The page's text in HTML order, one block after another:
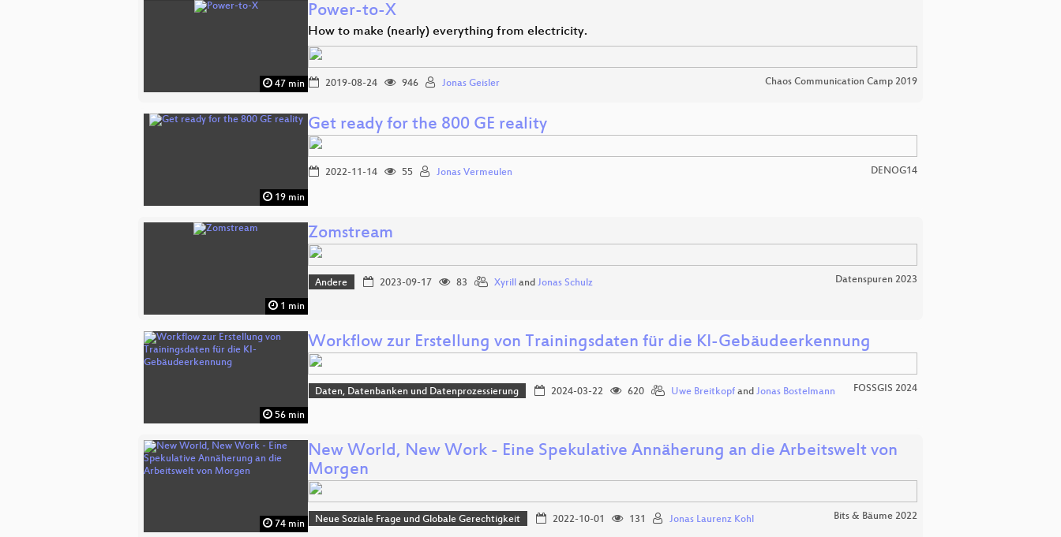
47 min
Power-to-X
How to make (nearly) everything from electricity.
2019-08-24 946 Jonas Geisler Chaos Communication Camp 2019
19 min
Get ready for the 800 GE reality
2022-11-14 55 Jonas Vermeulen DENOG14
1 min
Zomstream
Andere 2023-09-17 83 Xyrill and Jonas Schulz Datenspuren 2023
56 min
Workflow zur Erstellung von Trainingsdaten für die KI-Gebäudeerkennung
Daten, Datenbanken und Datenprozessierung 2024-03-22 620 Uwe Breitkopfand Jonas Bostelmann FOSSGIS 2024
74 min
New World, New Work - Eine Spekulative Annäherung an die Arbeitswelt von
Morgen
Neue Soziale Frage und Globale Gerechtigkeit 2022-10-01 131 Jonas Laurenz Kohl Bits & Bäume 2022